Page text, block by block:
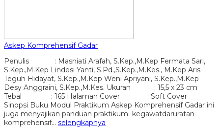
Askep Komprehensif Gadar
Penulis : Masniati Arafah, S.Kep.,M.Kep Fermata Sari,
S.Kep.,M.Kep Lindesi Yanti, S.Pd.,S.Kep.,M.Kes., M.Kep Aris
Teguh Hidayat, S.Kep.,M.Kep Weni Apriyani, S.Kep.,M.Kep
Desy Anggraini, S.Kep.,M.Kes. Ukuran : 15,5 x 23 cm
Tebal : 165 Halaman Cover : Soft Cover
Sinopsi Buku Modul Praktikum Askep Komprehensif Gadar ini
juga menyajikan panduan praktikum kegawatdaruratan
komprehensif… selengkapnya